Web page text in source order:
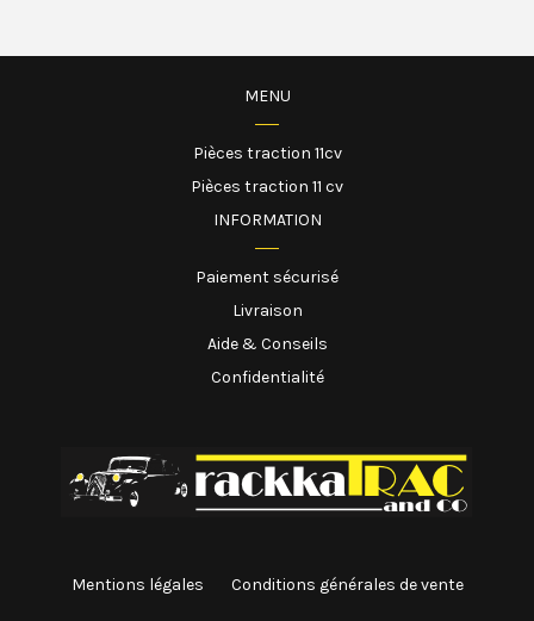
MENU
Pièces traction 11cv
Pièces traction 11 cv
INFORMATION
Paiement sécurisé
Livraison
Aide & Conseils
Confidentialité
Mentions légales Conditions générales de vente